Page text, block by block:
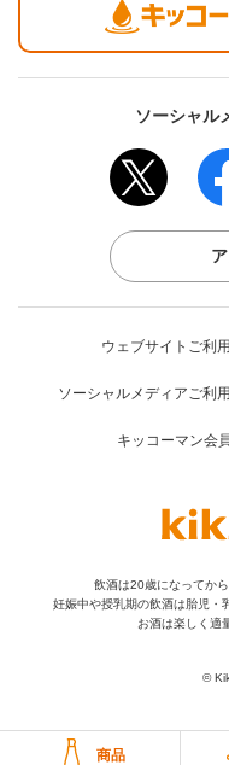
商品
ソーシャル
ウェブサイトご利
ソーシャルメディアご利
キッコーマン会
飲酒は20歳になってか
妊娠中や授乳期の飲酒は胎児・
お酒は楽しく適
©